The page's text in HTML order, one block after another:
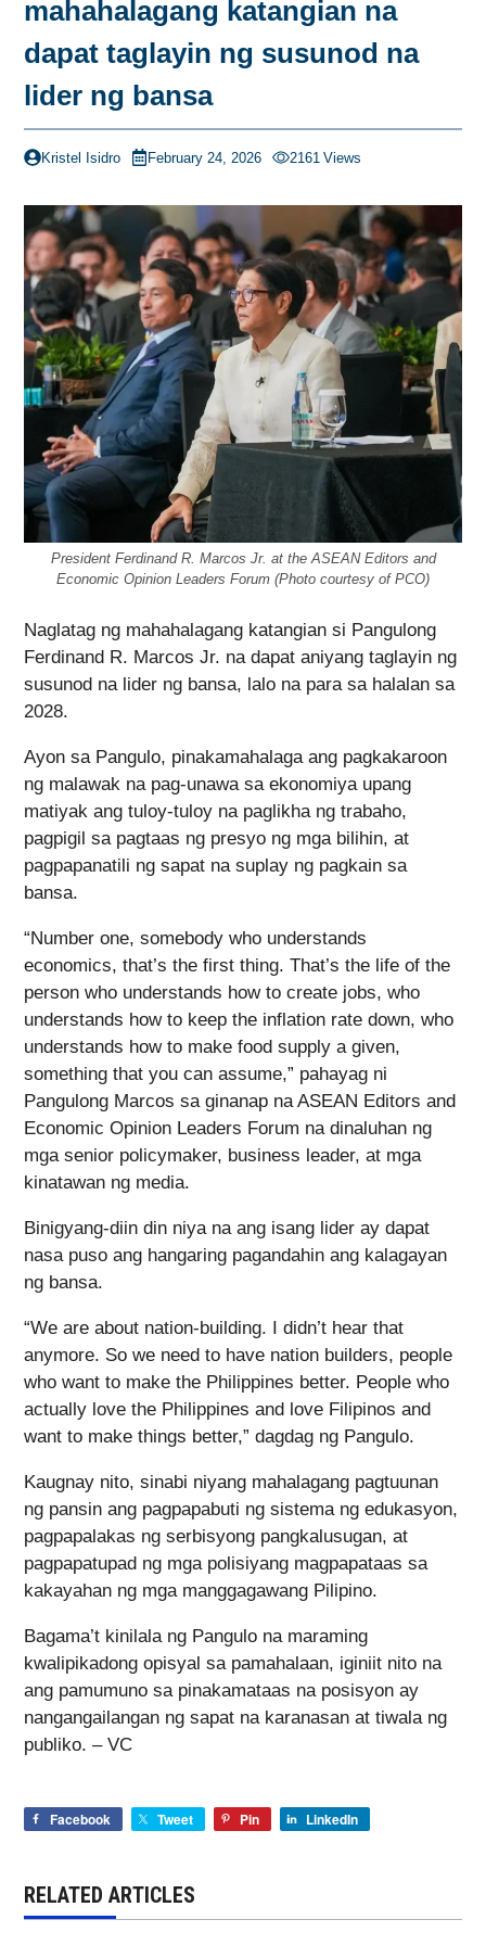
mahahalagang katangian na
dapat taglayin ng susunod na
lider ng bansa
Kristel Isidro February 24, 2026 2161 Views
President Ferdinand R. Marcos Jr. at the ASEAN Editors and
Economic Opinion Leaders Forum (Photo courtesy of PCO)
Naglatag ng mahahalagang katangian si Pangulong
Ferdinand R. Marcos Jr. na dapat aniyang taglayin ng
susunod na lider ng bansa, lalo na para sa halalan sa
2028.
Ayon sa Pangulo, pinakamahalaga ang pagkakaroon
ng malawak na pag-unawa sa ekonomiya upang
matiyak ang tuloy-tuloy na paglikha ng trabaho,
pagpigil sa pagtaas ng presyo ng mga bilihin, at
pagpapanatili ng sapat na suplay ng pagkain sa
bansa.
“Number one, somebody who understands
economics, that’s the first thing. That’s the life of the
person who understands how to create jobs, who
understands how to keep the inflation rate down, who
understands how to make food supply a given,
something that you can assume,” pahayag ni
Pangulong Marcos sa ginanap na ASEAN Editors and
Economic Opinion Leaders Forum na dinaluhan ng
mga senior policymaker, business leader, at mga
kinatawan ng media.
Binigyang-diin din niya na ang isang lider ay dapat
nasa puso ang hangaring pagandahin ang kalagayan
ng bansa.
“We are about nation-building. I didn’t hear that
anymore. So we need to have nation builders, people
who want to make the Philippines better. People who
actually love the Philippines and love Filipinos and
want to make things better,” dagdag ng Pangulo.
Kaugnay nito, sinabi niyang mahalagang pagtuunan
ng pansin ang pagpapabuti ng sistema ng edukasyon,
pagpapalakas ng serbisyong pangkalusugan, at
pagpapatupad ng mga polisiyang magpapataas sa
kakayahan ng mga manggagawang Pilipino.
Bagama’t kinilala ng Pangulo na maraming
kwalipikadong opisyal sa pamahalaan, iginiit nito na
ang pamumuno sa pinakamataas na posisyon ay
nangangailangan ng sapat na karanasan at tiwala ng
publiko. – VC
Facebook Tweet Pin LinkedIn
RELATED ARTICLES